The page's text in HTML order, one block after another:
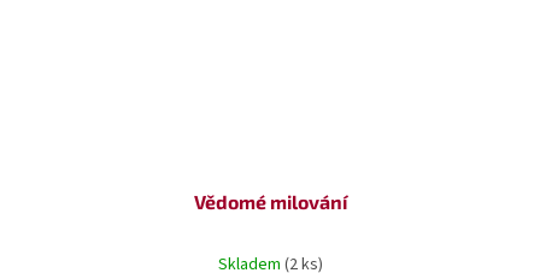
Vědomé milování
Skladem (2 ks)